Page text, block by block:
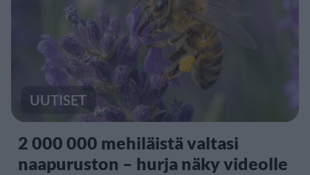
UUTISET
2 000 000 mehiläistä valtasi
naapuruston – hurja näky videolle